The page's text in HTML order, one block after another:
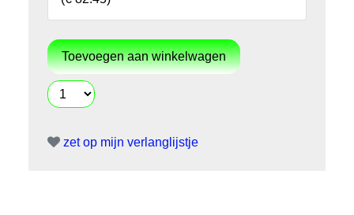
zet op mijn verlanglijstje